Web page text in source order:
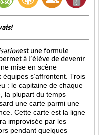
est une formule
à l’élève de devenir
mise en scène
s’affrontent. Trois
: le capitaine de chaque
la plupart du temps
une carte parmi une
Cette carte est la ligne
improvisée par les
pendant quelques